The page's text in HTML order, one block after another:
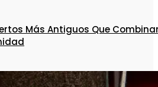
Más Antiguos Que